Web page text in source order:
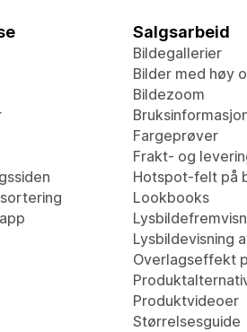
Salgsarbeid
Bildegallerier
Bilder med høy
Bildezoom
Fargeprøver
Frakt- og
Hotspot-felt på
Lookbooks
Lysbildevisning
Overlagseffekt
Produktvideoer
Størrelsesguide